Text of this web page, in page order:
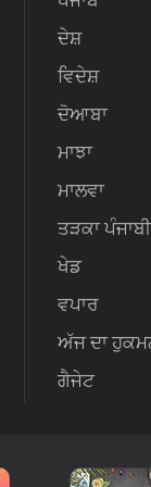
ਦੇਸ਼
ਵਿਦੇਸ਼
ਦੋਆਬਾ
ਮਾਝਾ
ਮਾਲਵਾ
ਤੜਕਾ ਪੰਜਾਬੀ
ਖੇਡ
ਵਪਾਰ
ਅੱਜ ਦਾ
ਗੈਜੇਟ